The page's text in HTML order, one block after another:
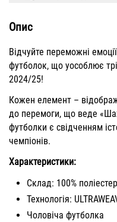
Опис
Відчуйте переможні
футболок, що уособлює
2024/25!
Кожен елемент –
до перемоги, що веде
футболки є свідченням
чемпіонів.
Характеристики:
Склад: 100%
Технологія:
Чоловіча футболка